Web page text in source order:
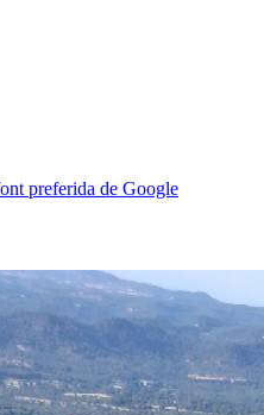
preferida de Google